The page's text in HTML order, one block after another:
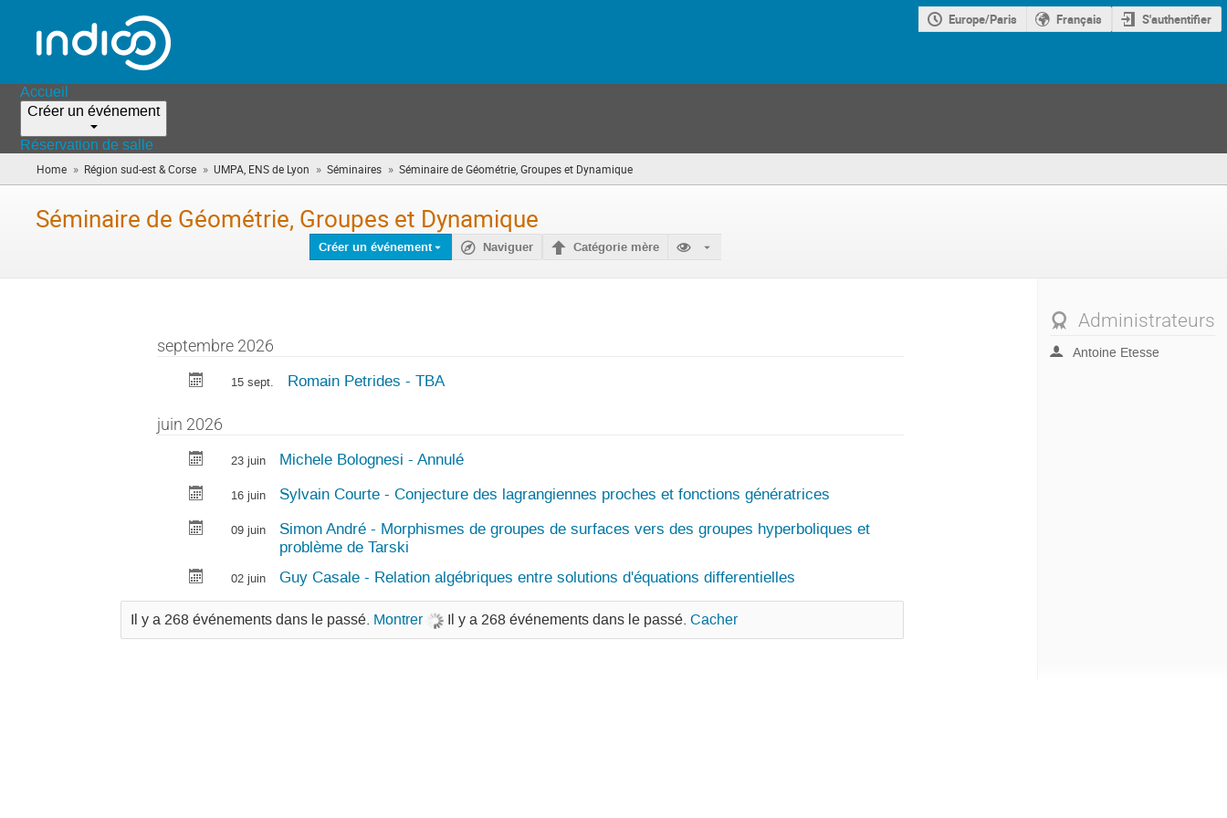
Europe/Paris Français S'authentifier
Accueil
Créer un événement
Réservation de salle
Home » Région sud-est & Corse » UMPA, ENS de Lyon » Séminaires » Séminaire de Géométrie, Groupes et Dynamique
êtes
Séminaire de Géométrie, Groupes et Dynamique
Créer un événement Naviguer Catégorie mère
septembre 2026
15 sept. Romain Petrides - TBA
juin 2026
23 juin Michele Bolognesi - Annulé
16 juin Sylvain Courte - Conjecture des lagrangiennes proches et fonctions génératrices
09 juin
Simon André - Morphismes de groupes de surfaces vers des groupes hyperboliques et
problème de Tarski
02 juin Guy Casale - Relation algébriques entre solutions d'équations differentielles
Il y a 268 événements dans le passé. Montrer Il y a 268 événements dans le passé.Cacher
Administrateurs
Antoine Etesse